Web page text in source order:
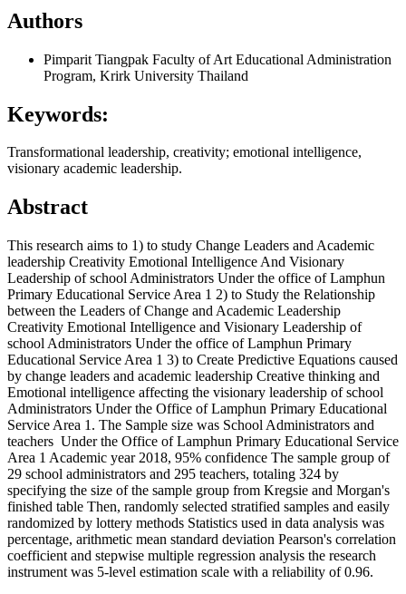
Authors
Pimparit Tiangpak Faculty of Art Educational Administration
Program, Krirk University Thailand
Keywords:
Transformational leadership, creativity; emotional intelligence,
visionary academic leadership.
Abstract
This research aims to 1) to study Change Leaders and Academic
leadership Creativity Emotional Intelligence And Visionary
Leadership of school Administrators Under the office of Lamphun
Primary Educational Service Area 1 2) to Study the Relationship
between the Leaders of Change and Academic Leadership
Creativity Emotional Intelligence and Visionary Leadership of
school Administrators Under the office of Lamphun Primary
Educational Service Area 1 3) to Create Predictive Equations caused
by change leaders and academic leadership Creative thinking and
Emotional intelligence affecting the visionary leadership of school
Administrators Under the Office of Lamphun Primary Educational
Service Area 1. The Sample size was School Administrators and
teachers Under the Office of Lamphun Primary Educational Service
Area 1 Academic year 2018, 95% confidence The sample group of
29 school administrators and 295 teachers, totaling 324 by
specifying the size of the sample group from Kregsie and Morgan's
finished table Then, randomly selected stratified samples and easily
randomized by lottery methods Statistics used in data analysis was
percentage, arithmetic mean standard deviation Pearson's correlation
coefficient and stepwise multiple regression analysis the research
instrument was 5-level estimation scale with a reliability of 0.96.